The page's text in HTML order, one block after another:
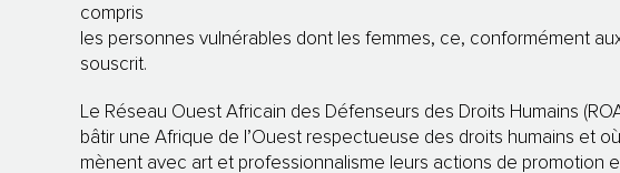
compris
les personnes vulnérables dont les femmes, ce, conformément
souscrit.
Le Réseau Ouest Africain des Défenseurs des Droits Humains
bâtir une Afrique de l’Ouest respectueuse des droits humains et
mènent avec art et professionnalisme leurs actions de promotion